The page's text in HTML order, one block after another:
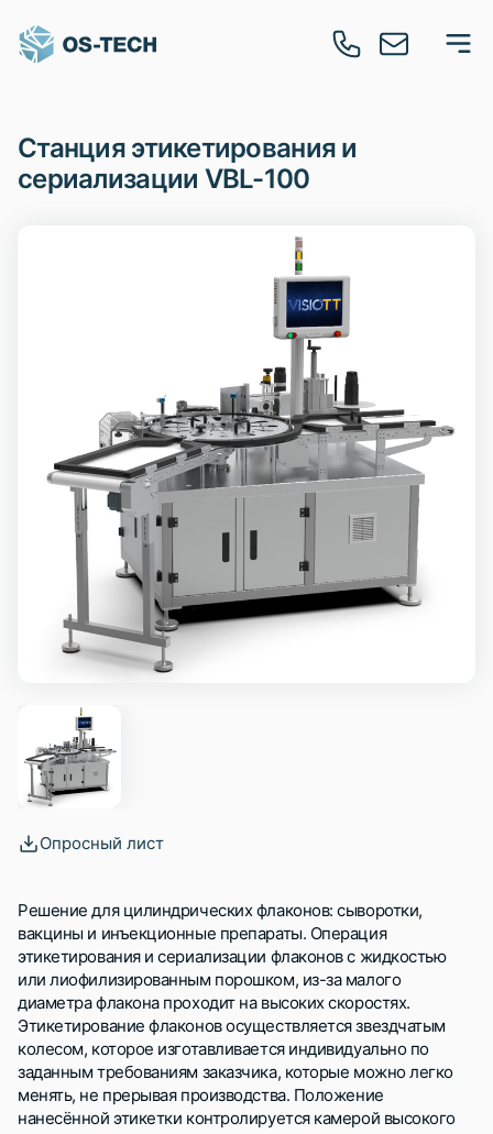
Станция этикетирования и
сериализации VBL-100
Опросный лист
Решение для цилиндрических флаконов: сыворотки,
вакцины и инъекционные препараты. Операция
этикетирования и сериализации флаконов с жидкостью
или лиофилизированным порошком, из-за малого
диаметра флакона проходит на высоких скоростях.
Этикетирование флаконов осуществляется звездчатым
колесом, которое изготавливается индивидуально по
заданным требованиям заказчика, которые можно легко
менять, не прерывая производства. Положение
нанесённой этикетки контролируется камерой высокого